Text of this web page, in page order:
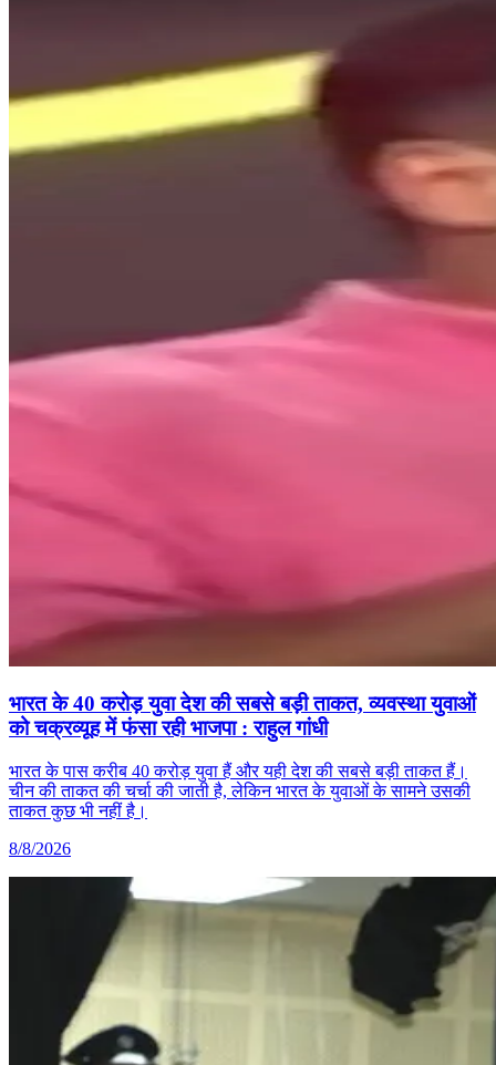
भारत के 40 करोड़ युवा देश की सबसे बड़ी ताकत, व्यवस्था युवाओं
को चक्रव्यूह में फंसा रही भाजपा : राहुल गांधी
भारत के पास करीब 40 करोड़ युवा हैं और यही देश की सबसे बड़ी ताकत हैं।
चीन की ताकत की चर्चा की जाती है, लेकिन भारत के युवाओं के सामने उसकी
ताकत कुछ भी नहीं है।
8/8/2026